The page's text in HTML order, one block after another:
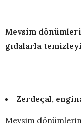
Mevsim
gıdalarla
Zerdeçal,
Mevsim